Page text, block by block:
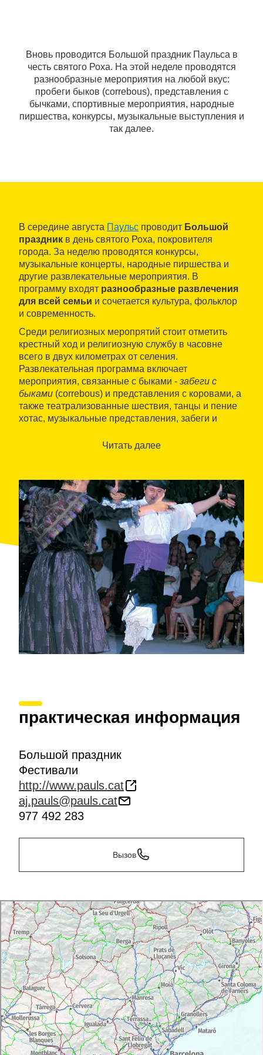
Вновь проводится Большой праздник Паульса в
честь святого Роха. На этой неделе проводятся
разнообразные мероприятия на любой вкус:
пробеги быков (correbous), представления с
бычками, спортивные мероприятия, народные
пиршества, конкурсы, музыкальные выступления и
так далее.
В середине августа Паульс проводит Большой
праздник в день святого Роха, покровителя
города. За неделю проводятся конкурсы,
музыкальные концерты, народные пиршества и
другие развлекательные мероприятия. В
программу входят разнообразные развлечения
для всей семьи и сочетается культура, фольклор
и современность.
Среди религиозных меропрятий стоит отметить
крестный ход и религиозную службу в часовне
всего в двух километрах от селения.
Развлекательная программа включает
мероприятия, связанные с быками - забеги с
быками (correbous) и представления с коровами, а
также театрализованные шествия, танцы и пение
хотас, музыкальные представления, забеги и
развлекут Вас на празднике этого городка,
Читать далее
практическая информация
Большой праздник
Фестивали
http://www.pauls.cat
aj.pauls@pauls.cat
977 492 283
Вызов